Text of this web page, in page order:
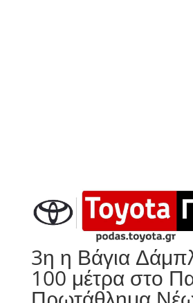
3η η Βάγια
100 μέτρα στο